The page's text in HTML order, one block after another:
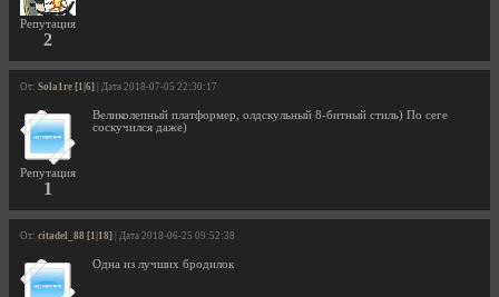
Репутация
2
От: Sola1re [1|6] | Дата 2018-07-05 22:30:17
Репутация
1
Великолепный платформер, олдскульный 8-битный стиль) По сеге
соскучился даже)
От: citadel_88 [1|18] | Дата 2018-06-25 09:52:38
Одна из лучших бродилок